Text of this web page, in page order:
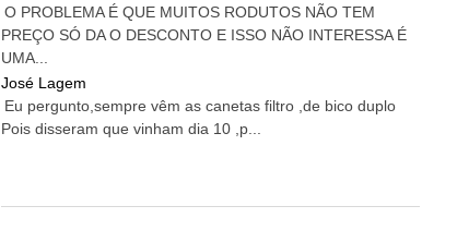
O PROBLEMA É QUE MUITOS RODUTOS NÃO TEM
PREÇO SÓ DA O DESCONTO E ISSO NÃO INTERESSA É
UMA...
José Lagem
Eu pergunto,sempre vêm as canetas filtro ,de bico duplo
Pois disseram que vinham dia 10 ,p...